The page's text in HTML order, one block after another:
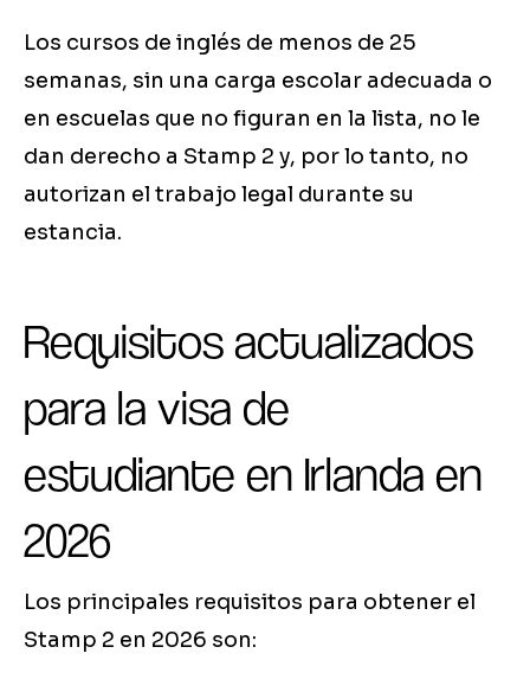
Los cursos de inglés de menos de 25
semanas, sin una carga escolar adecuada o
en escuelas que no figuran en la lista, no le
dan derecho a Stamp 2 y, por lo tanto, no
autorizan el trabajo legal durante su
estancia.
Requisitos actualizados
para la visa de
estudiante en Irlanda en
2026
Los principales requisitos para obtener el
Stamp 2 en 2026 son: